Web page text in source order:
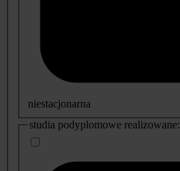
niestacjonarna
studia podyplomowe realizowane: